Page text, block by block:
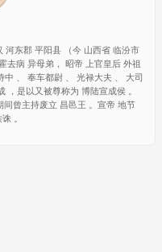
河东郡 平阳县 （今 山西省 临汾市
去病 异母弟， 昭帝 上官皇后 外祖
、 奉车都尉 、 光禄大夫 、 大司
，是以又被尊称为 博陆宣成侯 。
曾主持废立 昌邑王 。宣帝 地节
。